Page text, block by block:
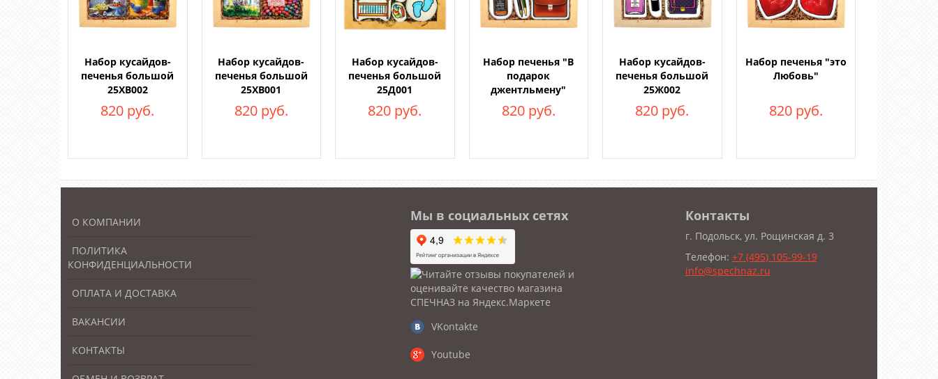
Набор кусайдов-
печенья большой
25ХВ002
820 руб.
Набор кусайдов-
печенья большой
25ХВ001
820 руб.
Набор кусайдов-
печенья большой
25Д001
820 руб.
Набор печенья "В
подарок
джентльмену"
820 руб.
Набор кусайдов-
печенья большой
25Ж002
820 руб.
Набор печенья "это
Любовь"
820 руб.
О КОМПАНИИ
ПОЛИТИКА
КОНФИДЕНЦИАЛЬНОСТИ
ОПЛАТА И ДОСТАВКА
ВАКАНСИИ
КОНТАКТЫ
Мы в социальных сетях
VKontakte
Youtube
Контакты
г. Подольск, ул. Рощинская д. 3
Телефон: +7 (495) 105-99-19
info@spechnaz.ru